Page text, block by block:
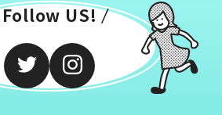
Follow US!